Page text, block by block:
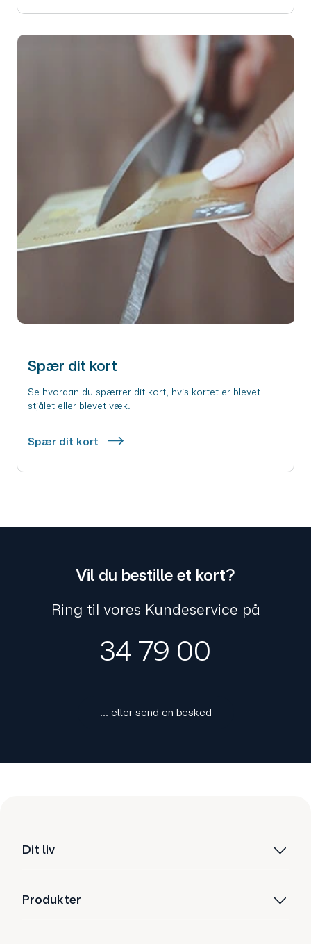
Spær dit kort
Se hvordan du spærrer dit kort, hvis kortet er blevet
stjålet eller blevet væk.
Spær dit kort
Vil du bestille et kort?
Ring til vores Kundeservice på
34 79 00
... eller send en besked
Dit liv
Produkter